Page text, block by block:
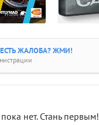
ЖАЛОБА? ЖМИ!
нет. Стань первым!